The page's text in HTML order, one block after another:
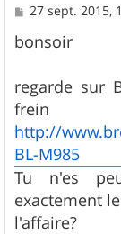
M
s
s
g
e
27 sept. 2015,
bonsoir
regarde sur
http://
BL-M985
Tu n'es
exactement
l'affaire?